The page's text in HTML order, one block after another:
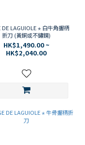
DE LAGUIOLE ⋆ 白牛角握柄
折刀 (黃銅或不鏽鋼)
HK$1,490.00 ~
HK$2,040.00